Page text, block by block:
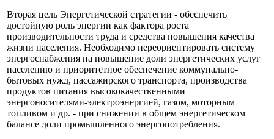
Вторая цель Энергетической стратегии - обеспечить
достойную роль энергии как фактора роста
производительности труда и средства повышения качества
жизни населения. Необходимо переориентировать систему
энергоснабжения на повышение доли энергетических услуг
населению и приоритетное обеспечение коммунально-
бытовых нужд, пассажирского транспорта, производства
продуктов питания высококачественными
энергоносителями-электроэнергией, газом, моторным
топливом и др. - при снижении в общем энергетическом
балансе доли промышленного энергопотребления.